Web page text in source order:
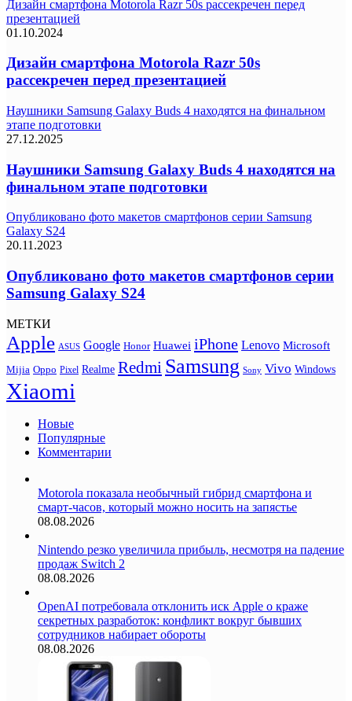
Дизайн смартфона Motorola Razr 50s рассекречен перед
презентацией
01.10.2024
Дизайн смартфона Motorola Razr 50s
рассекречен перед презентацией
Наушники Samsung Galaxy Buds 4 находятся на финальном
этапе подготовки
27.12.2025
Наушники Samsung Galaxy Buds 4 находятся на
финальном этапе подготовки
Опубликовано фото макетов смартфонов серии Samsung
Galaxy S24
20.11.2023
Опубликовано фото макетов смартфонов серии
Samsung Galaxy S24
МЕТКИ
Apple ASUS Google Honor Huawei iPhone Lenovo Microsoft
Mijia Oppo Pixel Realme Redmi Samsung Sony Vivo Windows
Xiaomi
Новые
Популярные
Комментарии
Motorola показала необычный гибрид смартфона и
смарт-часов, который можно носить на запястье
08.08.2026
Nintendo резко увеличила прибыль, несмотря на падение
продаж Switch 2
08.08.2026
OpenAI потребовала отклонить иск Apple о краже
секретных разработок: конфликт вокруг бывших
сотрудников набирает обороты
08.08.2026